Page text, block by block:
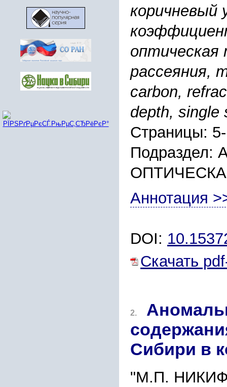
коричневый
оптическая
рассеяния,
carbon,
depth, single
Страницы:
Аннотация
DOI:
Скачать
2.
Сибири в
"М.П.